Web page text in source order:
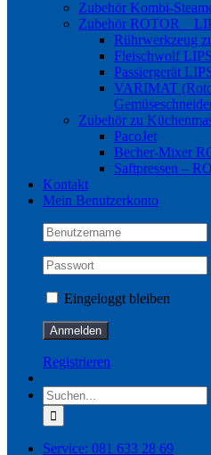
Zubehör Kombi-
Zubehör ROTOR _
Rührwerkzeug
Fleischwolf LIPS
Passiergerät
VARIMAT
Zubehör zu
PacoJet
Becher-Mixer
Saftpressen –
Kontakt
Mein Benutzerkonto
Eingeloggt bleiben
Registrieren
Suche
nach:
Service: 081 633 28 69